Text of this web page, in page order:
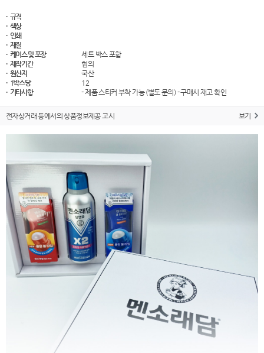
· 규격
· 색상
· 인쇄
· 재질
· 케이스 및 포장
세트 박스 포함
· 제작기간
협의
· 원산지
국산
· 1박스당
12
· 기타사항
- 제품 스티커 부착 가능 (별도 문의) - 구매시 재고 확인
전자상거래 등에서의 상품정보제공 고시 보기